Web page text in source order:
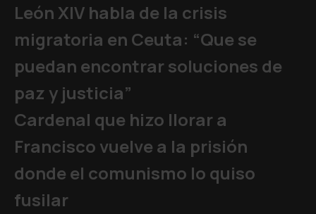
León XIV habla de la crisis
migratoria en Ceuta: “Que se
puedan encontrar soluciones de
paz y justicia”
Cardenal que hizo llorar a
Francisco vuelve a la prisión
donde el comunismo lo quiso
fusilar